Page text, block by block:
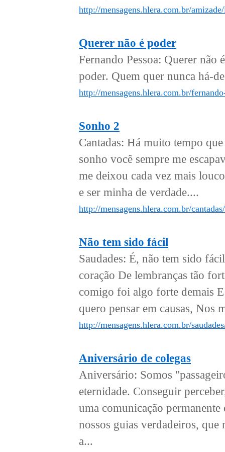
http://mensagens.hlera.com.br/
Querer não é poder
Fernando Pessoa: Querer não
poder. Quem quer nunca há-
http://mensagens.hlera.com.br/
Sonho 2
Cantadas: Há muito tempo
sonho você sempre me
me deixou cada vez mais
e ser minha de verdade....
http://mensagens.hlera.com.br/
Não tem sido fácil
Saudades: É, não tem sido
coração De lembranças tão
comigo foi algo forte demais
quero pensar em causas, Nos
http://mensagens.hlera.com.br/
Aniversário de colegas
Aniversário: Somos
eternidade. Conseguir
uma comunicação
nossos guias verdadeiros,
a...